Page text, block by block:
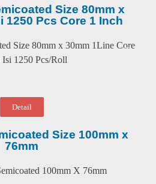
Size 80mm x
1250 Pcs Core 1 Inch
Detail
Size 100mm x
76mm